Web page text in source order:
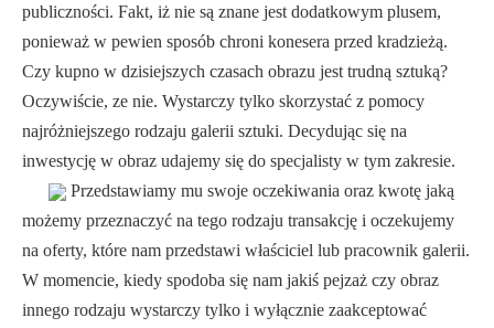
publiczności. Fakt, iż nie są znane jest dodatkowym plusem,
ponieważ w pewien sposób chroni konesera przed kradzieżą.
Czy kupno w dzisiejszych czasach obrazu jest trudną sztuką?
Oczywiście, ze nie. Wystarczy tylko skorzystać z pomocy
najróżniejszego rodzaju galerii sztuki. Decydując się na
inwestycję w obraz udajemy się do specjalisty w tym zakresie.
Przedstawiamy mu swoje oczekiwania oraz kwotę jaką
możemy przeznaczyć na tego rodzaju transakcję i oczekujemy
na oferty, które nam przedstawi właściciel lub pracownik galerii.
W momencie, kiedy spodoba się nam jakiś pejzaż czy obraz
innego rodzaju wystarczy tylko i wyłącznie zaakceptować